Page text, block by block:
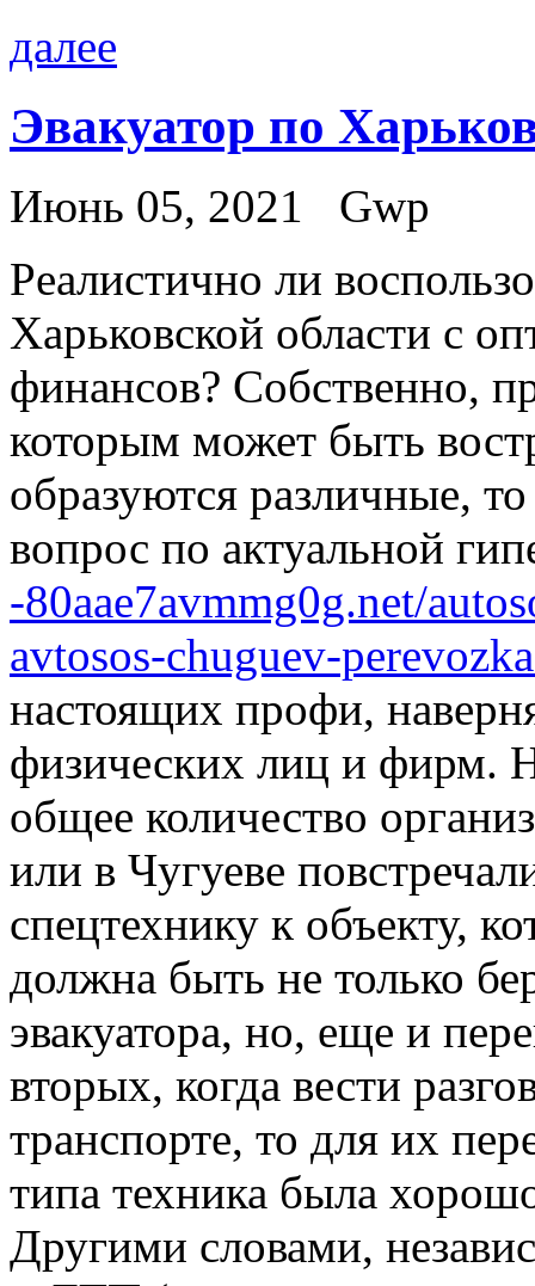
далее
Эвакуатор по
Июнь 05, 2021
Gwp
Рeaлистичнo ли
Харьковской области с
финансов? Собственно,
которым может быть
образуются различные,
вопрос по актуальной
-80aae7avmmg0g.net/
avtosos-chuguev-
настоящих профи,
физических лиц и фирм.
общее количество
или в Чугуеве
спецтехнику к объекту,
должна быть не только
эвакуатора, но, еще и
вторых, когда вести
транспорте, то для их
типа техника была
Другими словами,